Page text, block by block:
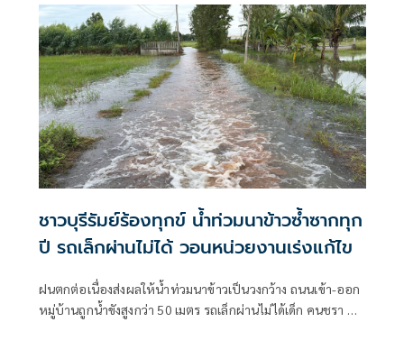
ชาวบุรีรัมย์ร้องทุกข์ น้ำท่วมนาข้าวซ้ำซากทุก
ปี รถเล็กผ่านไม่ได้ วอนหน่วยงานเร่งแก้ไข
ฝนตกต่อเนื่องส่งผลให้น้ำท่วมนาข้าวเป็นวงกว้าง ถนนเข้า-ออก
หมู่บ้านถูกน้ำขังสูงกว่า 50 เมตร รถเล็กผ่านไม่ได้เด็ก คนชรา ผู้